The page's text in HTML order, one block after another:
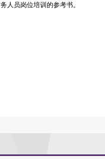
人员岗位培训的参考书。